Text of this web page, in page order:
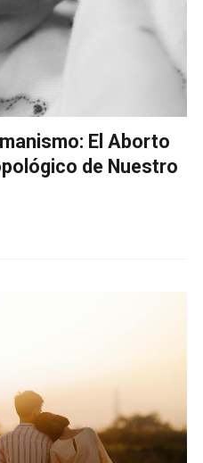
El Aborto
de Nuestro